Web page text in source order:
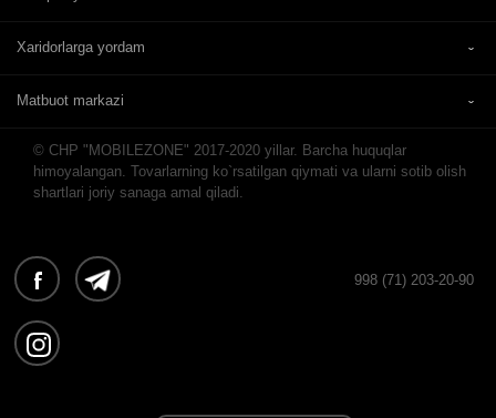
Xaridorlarga yordam
Matbuot markazi
© CHP "MOBILEZONE" 2017-2020 yillar. Barcha huquqlar
himoyalangan. Tovarlarning ko`rsatilgan qiymati va ularni sotib olish
shartlari joriy sanaga amal qiladi.
998 (71) 203-20-90